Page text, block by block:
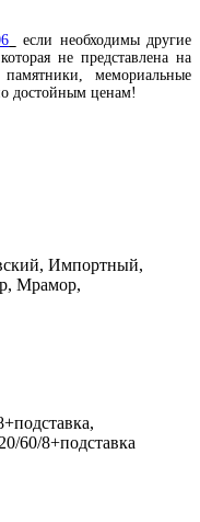
если необходимы другие
не представлена на
памятники, мемориальные
достойным ценам!
Импортный,
Мрамор,
60/8+подставка